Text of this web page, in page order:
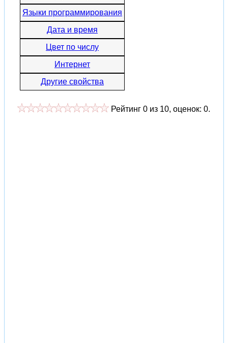
Языки программирования
Дата и время
Цвет по числу
Интернет
Другие свойства
Рейтинг 0 из 10, оценок: 0.